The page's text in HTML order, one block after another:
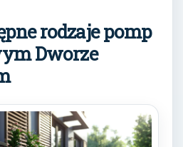
rodzaje pomp
Dworze